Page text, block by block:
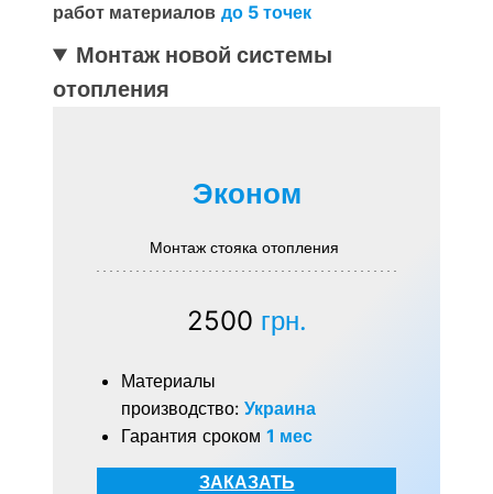
работ материалов до 5 точек
Монтаж новой системы
отопления
Эконом
Монтаж стояка отопления
2500 грн.
Материалы
производство: Украина
Гарантия сроком 1 мес
ЗАКАЗАТЬ